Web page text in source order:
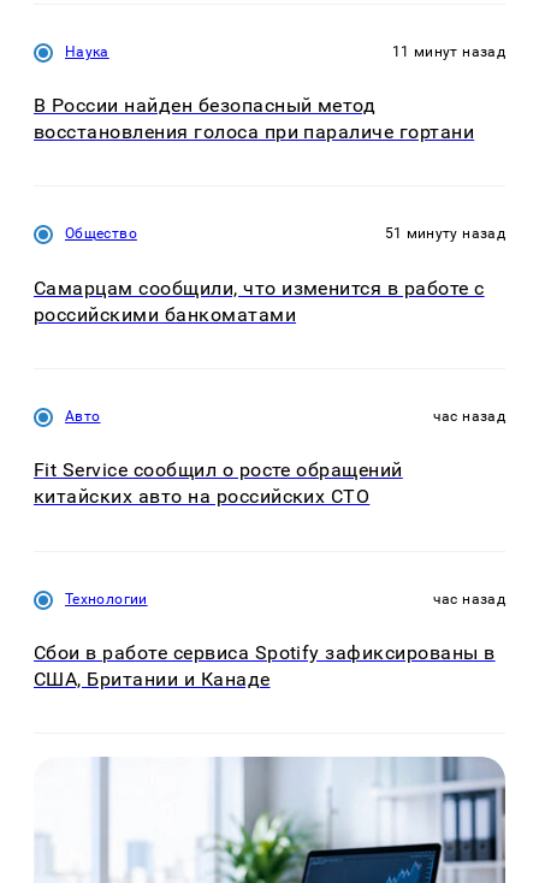
Наука 11 минут назад
В России найден безопасный метод
восстановления голоса при параличе гортани
Общество 51 минуту назад
Самарцам сообщили, что изменится в работе с
российскими банкоматами
Авто час назад
Fit Service сообщил о росте обращений
китайских авто на российских СТО
Технологии час назад
Сбои в работе сервиса Spotify зафиксированы в
США, Британии и Канаде